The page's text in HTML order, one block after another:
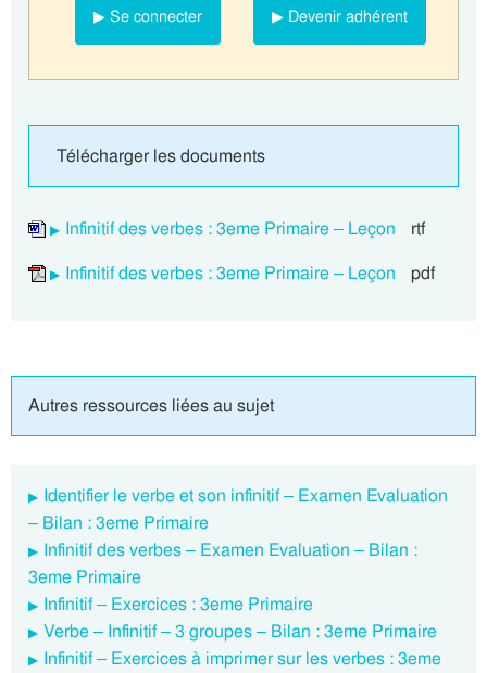
▶ Se connecter ▶ Devenir adhérent
Télécharger les documents
Infinitif des verbes : 3eme Primaire – Leçon
rtf
Infinitif des verbes : 3eme Primaire – Leçon
pdf
Autres ressources liées au sujet
Identifier le verbe et son infinitif – Examen Evaluation
– Bilan : 3eme Primaire
Infinitif des verbes – Examen Evaluation – Bilan :
3eme Primaire
Infinitif – Exercices : 3eme Primaire
Verbe – Infinitif – 3 groupes – Bilan : 3eme Primaire
Infinitif – Exercices à imprimer sur les verbes : 3eme